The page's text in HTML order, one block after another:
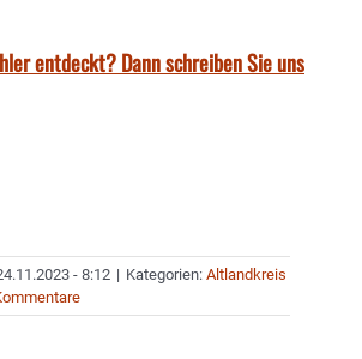
entdeckt? Dann schreiben Sie uns
- 8:12 | Kategorien: Altlandkreis